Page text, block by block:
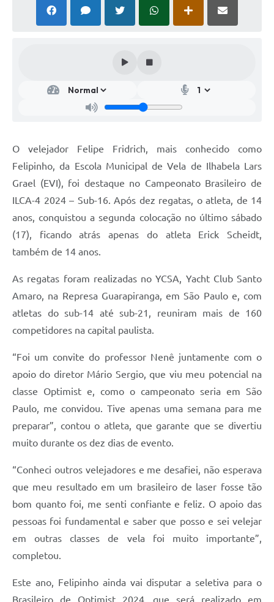
O velejador Felipe Fridrich, mais conhecido como
Felipinho, da Escola Municipal de Vela de Ilhabela Lars
Grael (EVI), foi destaque no Campeonato Brasileiro de
ILCA-4 2024 – Sub-16. Após dez regatas, o atleta, de 14
anos, conquistou a segunda colocação no último sábado
(17), ficando atrás apenas do atleta Erick Scheidt,
também de 14 anos.
As regatas foram realizadas no YCSA, Yacht Club Santo
Amaro, na Represa Guarapiranga, em São Paulo e, com
atletas do sub-14 até sub-21, reuniram mais de 160
competidores na capital paulista.
“Foi um convite do professor Nenê juntamente com o
apoio do diretor Mário Sergio, que viu meu potencial na
classe Optimist e, como o campeonato seria em São
Paulo, me convidou. Tive apenas uma semana para me
preparar”, contou o atleta, que garante que se divertiu
muito durante os dez dias de evento.
“Conheci outros velejadores e me desafiei, não esperava
que meu resultado em um brasileiro de laser fosse tão
bom quanto foi, me senti confiante e feliz. O apoio das
pessoas foi fundamental e saber que posso e sei velejar
em outras classes de vela foi muito importante”,
completou.
Este ano, Felipinho ainda vai disputar a seletiva para o
Brasileiro de Optimist 2024, que será realizado em